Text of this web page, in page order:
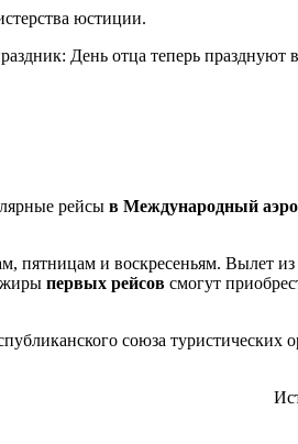
юстиции.
День отца теперь празднуют
рейсы в Международный
пятницам и воскресеньям. Вылет из
первых рейсов смогут
союза туристических